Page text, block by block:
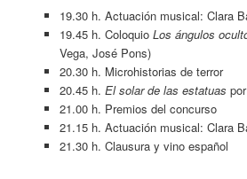
19.30 h. Actuación musical: Clara
19.45 h. Coloquio Los ángulos
Vega, José Pons)
20.30 h. Microhistorias de terror
20.45 h. El solar de las estatuas
21.00 h. Premios del concurso
21.15 h. Actuación musical: Clara
21.30 h. Clausura y vino español